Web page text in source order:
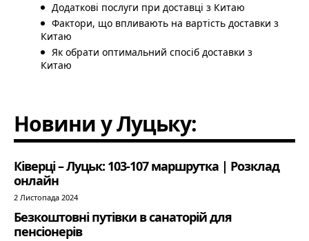
Додаткові послуги при доставці з Китаю
Фактори, що впливають на вартість доставки з
Китаю
Як обрати оптимальний спосіб доставки з
Китаю
Новини у Луцьку:
Ківерці – Луцьк: 103-107 маршрутка | Розклад
онлайн
2 Листопада 2024
Безкоштовні путівки в санаторій для
пенсіонерів